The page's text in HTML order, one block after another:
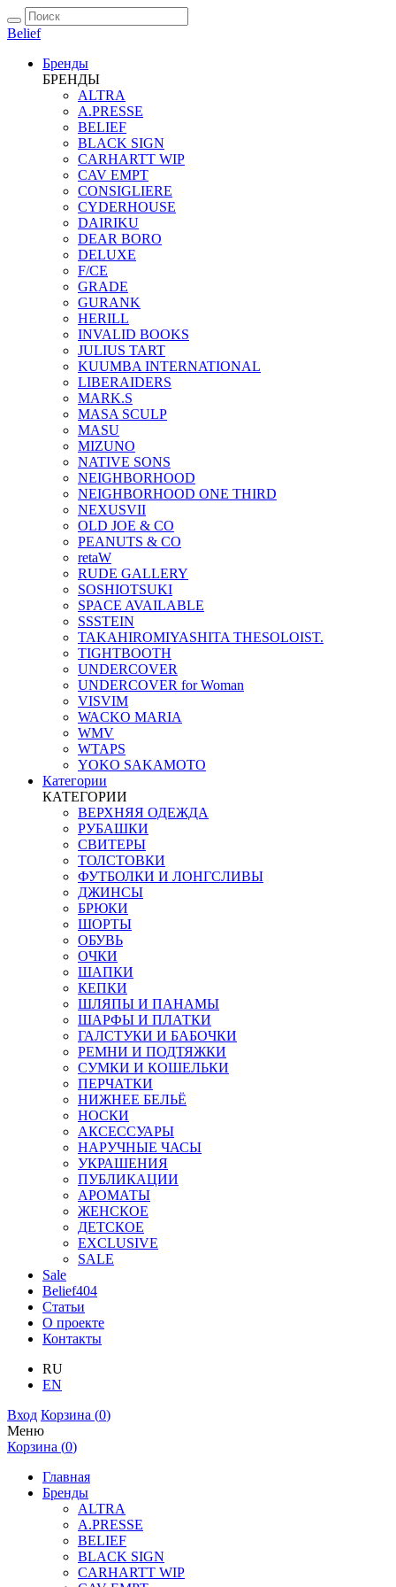
Belief
Бренды
БРЕНДЫ
ALTRA
A.PRESSE
BELIEF
BLACK SIGN
CARHARTT WIP
CAV EMPT
CONSIGLIERE
CYDERHOUSE
DAIRIKU
DEAR BORO
DELUXE
F/CE
GRADE
GURANK
HERILL
INVALID BOOKS
JULIUS TART
KUUMBA INTERNATIONAL
LIBERAIDERS
MARK.S
MASA SCULP
MASU
MIZUNO
NATIVE SONS
NEIGHBORHOOD
NEIGHBORHOOD ONE THIRD
NEXUSVII
OLD JOE & CO
PEANUTS & CO
retaW
RUDE GALLERY
SOSHIOTSUKI
SPACE AVAILABLE
SSSTEIN
TAKAHIROMIYASHITA THESOLOIST.
TIGHTBOOTH
UNDERCOVER
UNDERCOVER for Woman
VISVIM
WACKO MARIA
WMV
WTAPS
YOKO SAKAMOTO
Категории
КАТЕГОРИИ
ВЕРХНЯЯ ОДЕЖДА
РУБАШКИ
СВИТЕРЫ
ТОЛСТОВКИ
ФУТБОЛКИ И ЛОНГСЛИВЫ
ДЖИНСЫ
БРЮКИ
ШОРТЫ
ОБУВЬ
ОЧКИ
ШАПКИ
КЕПКИ
ШЛЯПЫ И ПАНАМЫ
ШАРФЫ И ПЛАТКИ
ГАЛСТУКИ И БАБОЧКИ
РЕМНИ И ПОДТЯЖКИ
СУМКИ И КОШЕЛЬКИ
ПЕРЧАТКИ
НИЖНЕЕ БЕЛЬЁ
НОСКИ
АКСЕССУАРЫ
НАРУЧНЫЕ ЧАСЫ
УКРАШЕНИЯ
ПУБЛИКАЦИИ
АРОМАТЫ
ЖЕНСКОЕ
ДЕТСКОЕ
EXCLUSIVE
SALE
Sale
Belief404
Статьи
О проекте
Контакты
RU
EN
Вход Корзина (0)
Меню
Корзина (0)
Главная
Бренды
ALTRA
A.PRESSE
BELIEF
BLACK SIGN
CARHARTT WIP